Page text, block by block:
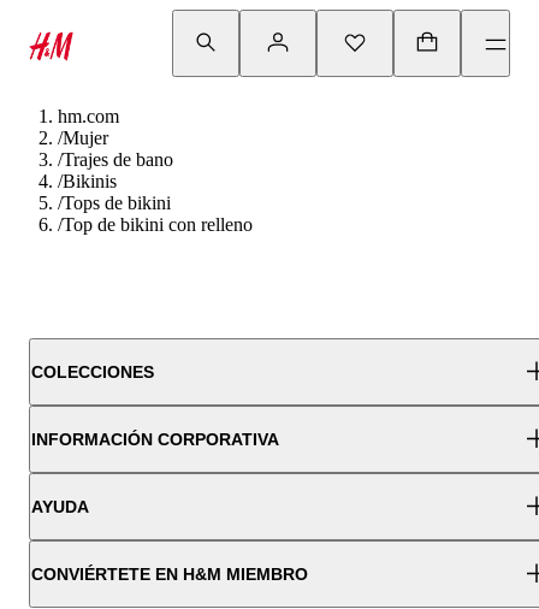
hm.com
/Mujer
/Trajes de bano
/Bikinis
/Tops de bikini
/Top de bikini con relleno
COLECCIONES
INFORMACIÓN CORPORATIVA
AYUDA
CONVIÉRTETE EN H&M MIEMBRO